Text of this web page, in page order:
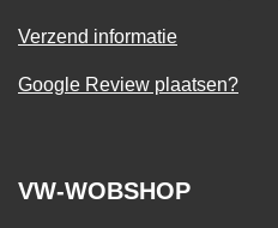
Verzend informatie
Google Review plaatsen?
VW-WOBSHOP